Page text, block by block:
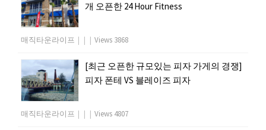
개 오픈한 24 Hour Fitness
매직타운라이프 | | | Views 3868
[최근 오픈한 규모있는 피자 가게의 경쟁]
피자 폰테 VS 블레이즈 피자
매직타운라이프 | | | Views 4807